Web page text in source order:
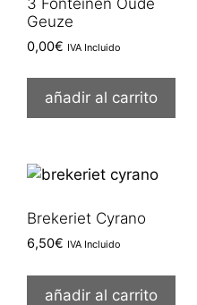
Geuze
0,00€ IVA Incluido
añadir al carrito
Brekeriet Cyrano
6,50€ IVA Incluido
añadir al carrito